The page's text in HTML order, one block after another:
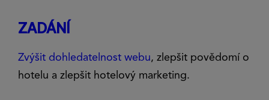
ZADÁNÍ
Zvýšit dohledatelnost webu, zlepšit povědomí o
hotelu a zlepšit hotelový marketing.